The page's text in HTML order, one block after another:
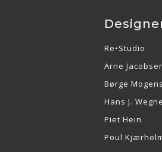
Re•Studio
Arne
Børge
Hans J.
Piet Hein
Poul